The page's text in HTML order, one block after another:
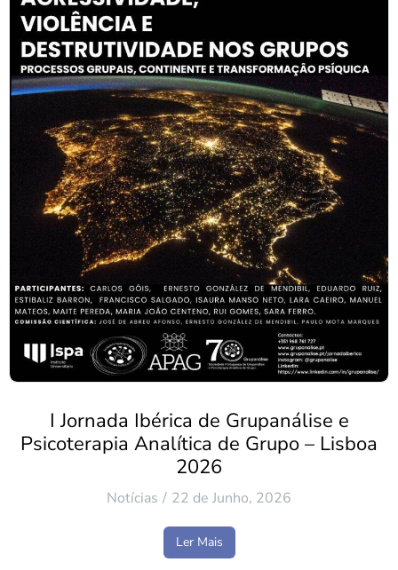
I Jornada Ibérica de Grupanálise e
Psicoterapia Analítica de Grupo – Lisboa
2026
Notícias 22 de Junho, 2026
Ler Mais